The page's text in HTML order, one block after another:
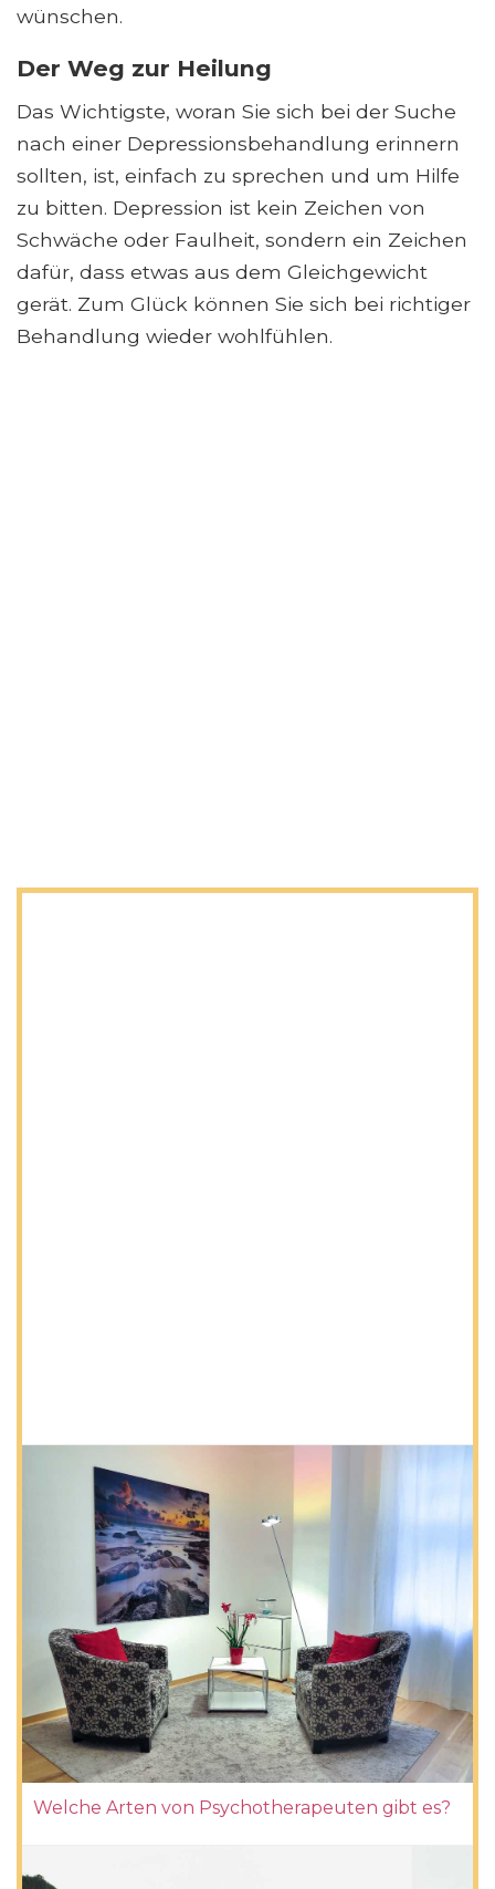
wünschen.
Der Weg zur Heilung
Das Wichtigste, woran Sie sich bei der Suche
nach einer Depressionsbehandlung erinnern
sollten, ist, einfach zu sprechen und um Hilfe
zu bitten. Depression ist kein Zeichen von
Schwäche oder Faulheit, sondern ein Zeichen
dafür, dass etwas aus dem Gleichgewicht
gerät. Zum Glück können Sie sich bei richtiger
Behandlung wieder wohlfühlen.
Welche Arten von Psychotherapeuten gibt es?